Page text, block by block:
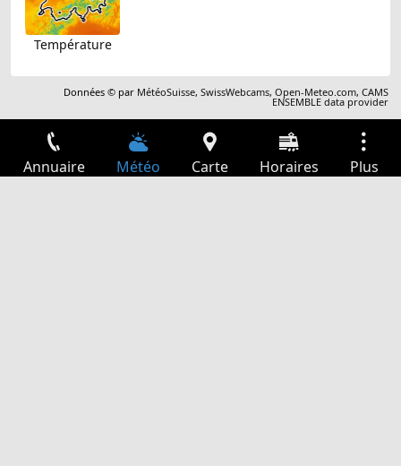
Température
Données © par MétéoSuisse,SwissWebcams,Open-Meteo.com,CAMS
ENSEMBLE data provider
Annuaire Météo Carte Horaires Plus